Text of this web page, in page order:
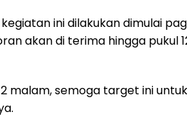
ini dilakukan dimulai
akan di terima hingga pukul
malam, semoga target ini untuk